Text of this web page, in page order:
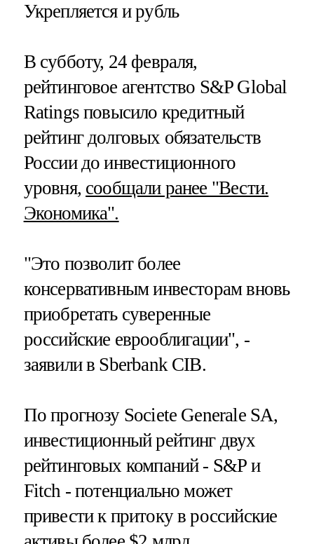
Укрепляется и рубль
В субботу, 24 февраля,
рейтинговое агентство S&P Global
Ratings повысило кредитный
рейтинг долговых обязательств
России до инвестиционного
уровня, сообщали ранее "Вести.
Экономика".
"Это позволит более
консервативным инвесторам вновь
приобретать суверенные
российские еврооблигации", -
заявили в Sberbank CIB.
По прогнозу Societe Generale SA,
инвестиционный рейтинг двух
рейтинговых компаний - S&P и
Fitch - потенциально может
привести к притоку в российские